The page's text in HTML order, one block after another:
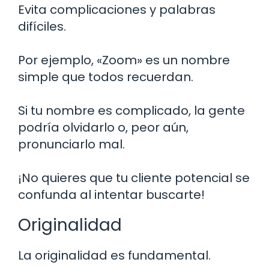
Evita complicaciones y palabras
difíciles.
Por ejemplo, «Zoom» es un nombre
simple que todos recuerdan.
Si tu nombre es complicado, la gente
podría olvidarlo o, peor aún,
pronunciarlo mal.
¡No quieres que tu cliente potencial se
confunda al intentar buscarte!
Originalidad
La originalidad es fundamental.